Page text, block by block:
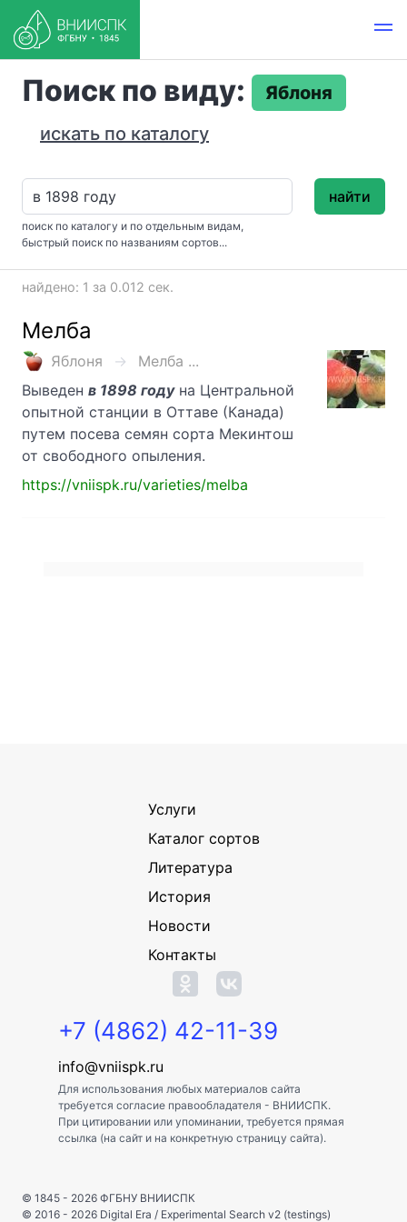
Поиск по виду:
Яблоня
искать по каталогу
поиск по каталогу и по отдельным видам,
быстрый поиск по названиям сортов...
найти
найдено: 1 за 0.012 сек.
Мелба
Яблоня
Мелба ...
Выведен в 1898 годуна Центральной
опытной станции в Оттаве (Канада)
путем посева семян сорта Мекинтош
от свободного опыления.
https://vniispk.ru/varieties/melba
Услуги
Каталог сортов
Литература
История
Новости
Контакты
+7 (4862) 42-11-39
info@vniispk.ru
Для использования любых материалов сайта
требуется согласие правообладателя - ВНИИСПК.
При цитировании или упоминании, требуется прямая
ссылка (на сайт и на конкретную страницу сайта).
© 1845 - 2026 ФГБНУ ВНИИСПК
© 2016 - 2026 Digital Era / Experimental Search v2 (testings)